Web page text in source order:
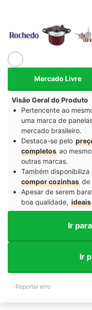
Mercado Livre
Visão Geral do Produto
Pertencente ao
uma marca de
mercado brasileiro.
Destaca-se pelo
completos ao
outras marcas.
Também disponibiliza
compor cozinhas de
Apesar de serem
boa qualidade,
Ir
Ir
Reportar erro